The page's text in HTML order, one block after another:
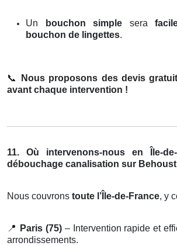
Un bouchon simple sera
bouchon de lingettes.
📞
Nous proposons des devis
avant chaque intervention !
11. Où intervenons-nous en Île-
débouchage canalisation sur
Nous couvrons toute l’Île-de-France, y
📍 Paris (75)– Intervention rapide et
arrondissements.